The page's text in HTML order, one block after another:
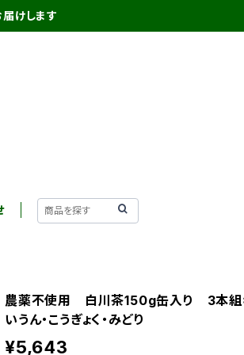
けします
農薬不使用 白川茶150g缶入り 3本
いうん・こうぎょく・みどり
¥5,643